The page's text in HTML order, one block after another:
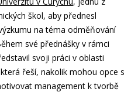
škol, aby přednesl
na téma odměňování
své přednášky v rámci
svoji práci v oblasti
řeší, nakolik mohou opce s
management k tvorbě